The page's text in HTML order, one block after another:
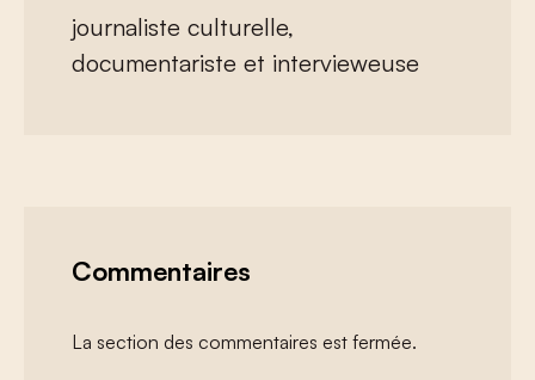
journaliste culturelle,
documentariste et intervieweuse
Commentaires
La section des commentaires est fermée.